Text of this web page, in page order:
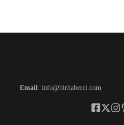
Email : info@birhaberci.com